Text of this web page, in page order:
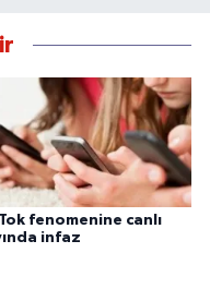
fenomenine canlı
infaz